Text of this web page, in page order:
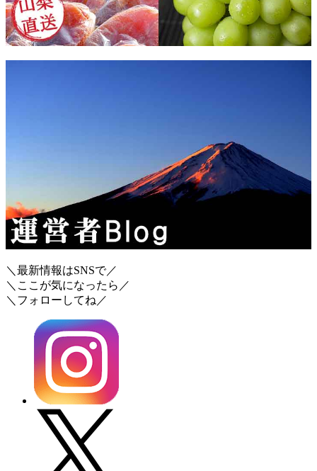
＼最新情報はSNSで／
＼ここが気になったら／
＼フォローしてね／